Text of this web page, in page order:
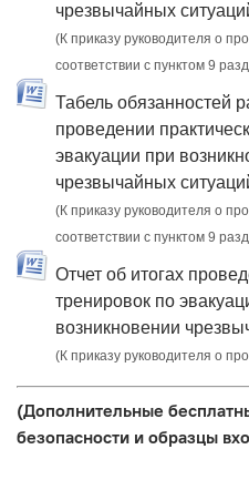
чрезвычайных
(К приказу руководителя о
соответствии с пунктом 9
Табель обязанностей
проведении
эвакуации при
чрезвычайных
(К приказу руководителя о
соответствии с пунктом 9
Отчет об итогах
тренировок по
возникновении
(К приказу руководителя о
(Дополнительные
безопасности и образцы